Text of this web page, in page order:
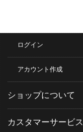
ログイン
アカウント作成
ショップについて
カスタマーサービス